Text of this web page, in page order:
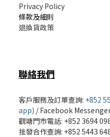
Privacy Policy
條款及細則
退換貨政策
聯絡我們
客戶服務及訂單查詢: +852
app) /Facebook
觀塘門市電話: +852 3694
批發合作查詢: +852 5443